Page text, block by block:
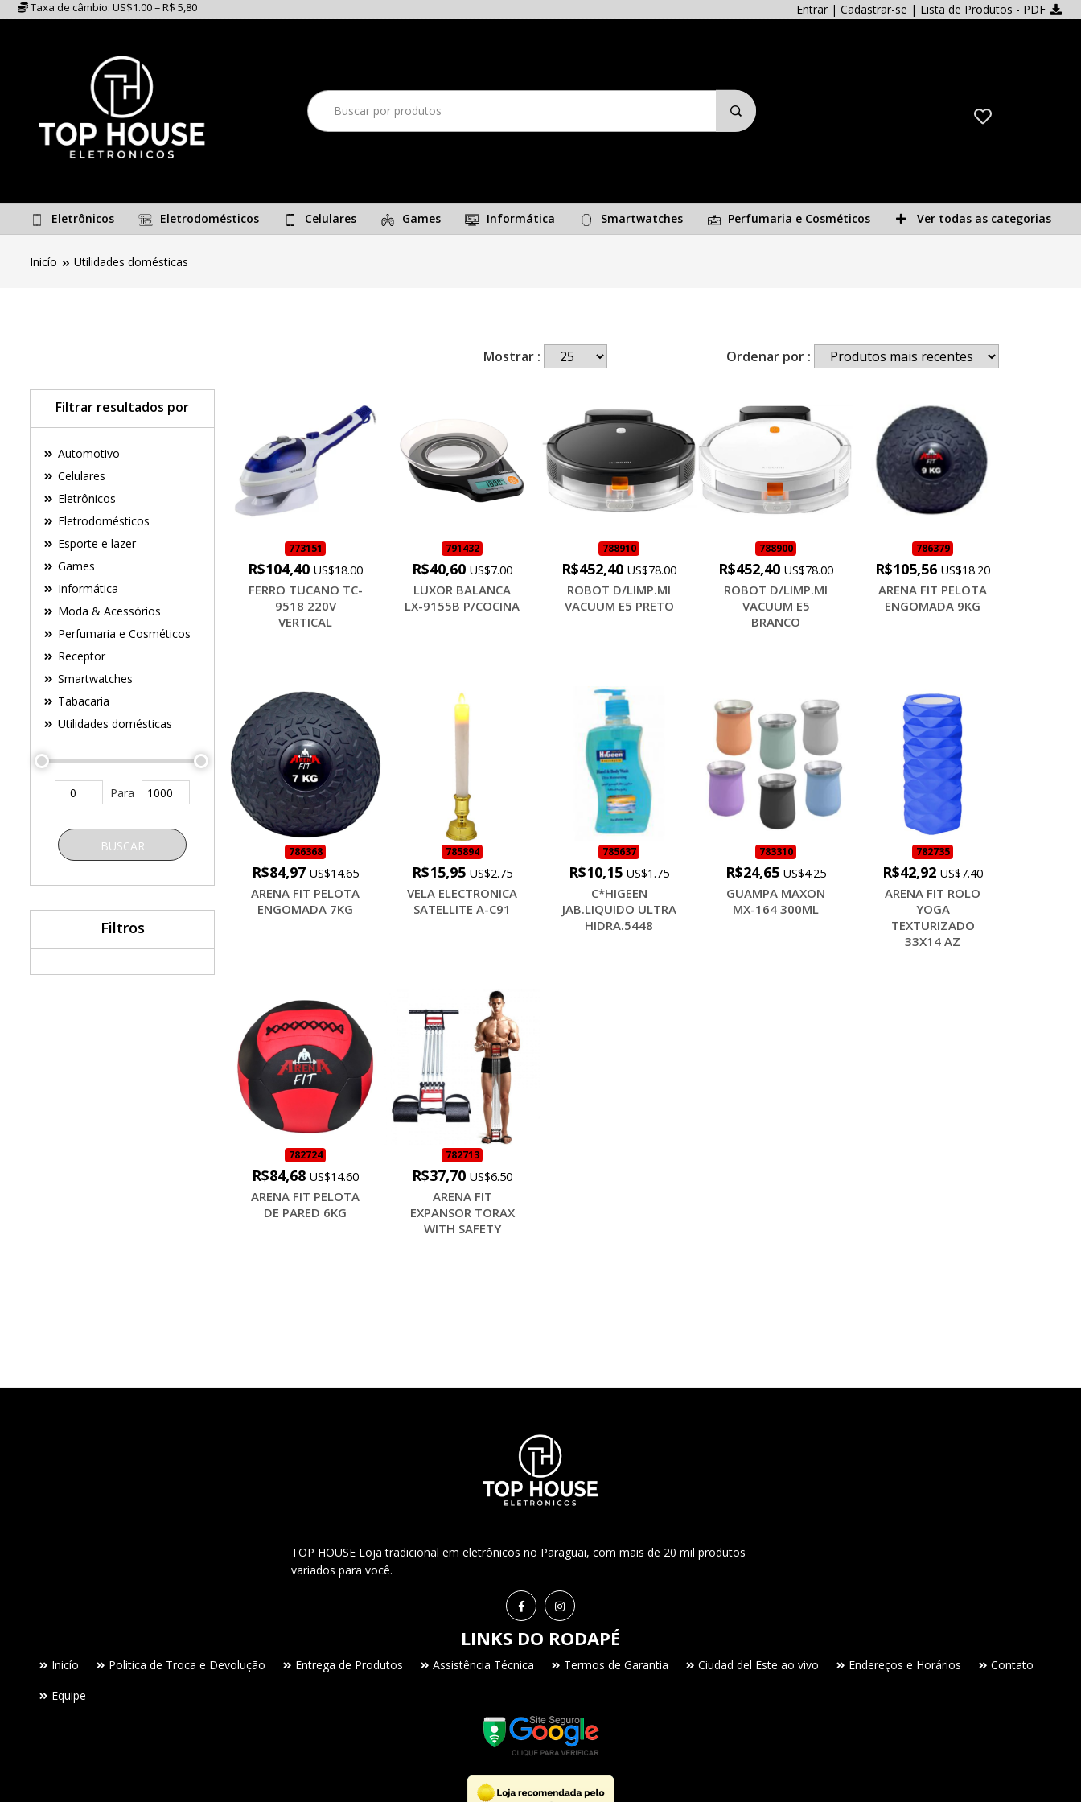
Taxa de câmbio: US$1.00 = R$ 5,80 Entrar | Cadastrar-se | Lista de Produtos - PDF
Eletrônicos Eletrodomésticos Celulares Games Informática Smartwatches Perfumaria e Cosméticos Ver todas as categorias
Inicío Utilidades domésticas
Filtrar resultados por
Automotivo
Celulares
Eletrônicos
Eletrodomésticos
Esporte e lazer
Games
Informática
Moda & Acessórios
Perfumaria e Cosméticos
Receptor
Smartwatches
Tabacaria
Utilidades domésticas
Para
BUSCAR
Filtros
Mostrar : Ordenar por :
773151
R$104,40 US$18.00
FERRO TUCANO TC-
9518 220V
VERTICAL
791432
R$40,60 US$7.00
LUXOR BALANCA
LX-9155B P/COCINA
788910
R$452,40 US$78.00
ROBOT D/LIMP.MI
VACUUM E5 PRETO
788900
R$452,40 US$78.00
ROBOT D/LIMP.MI
VACUUM E5
BRANCO
786379
R$105,56 US$18.20
ARENA FIT PELOTA
ENGOMADA 9KG
786368
R$84,97 US$14.65
ARENA FIT PELOTA
ENGOMADA 7KG
785894
R$15,95 US$2.75
VELA ELECTRONICA
SATELLITE A-C91
785637
R$10,15 US$1.75
C*HIGEEN
JAB.LIQUIDO ULTRA
HIDRA.5448
783310
R$24,65 US$4.25
GUAMPA MAXON
MX-164 300ML
782735
R$42,92 US$7.40
ARENA FIT ROLO
YOGA
TEXTURIZADO
33X14 AZ
782724
R$84,68 US$14.60
ARENA FIT PELOTA
DE PARED 6KG
782713
R$37,70 US$6.50
ARENA FIT
EXPANSOR TORAX
WITH SAFETY
TOP HOUSE Loja tradicional em eletrônicos no Paraguai, com mais de 20 mil produtos
variados para você.
LINKS DO RODAPÉ
Inicío Politica de Troca e Devolução Entrega de Produtos Assistência Técnica Termos de Garantia Ciudad del Este ao vivo Endereços e Horários
Contato
Equipe